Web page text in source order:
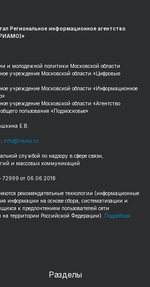
Региональное информационное агентство
и молодежной политики Московской области
учреждение Московской области «Цифровые
учреждение Московской области «Информационное
учреждение Московской области «Агентство
пользования «Подмосковье»
Е.В.
info@riamo.ru
службой по надзору в сфере связи,
и массовых коммуникаций
от 06.06.2018
рекомендательные технологии (информационные
информации на основе сбора, систематизации и
к предпочтениям пользователей сети
на территории Российской Федерации). Подробная
Разделы